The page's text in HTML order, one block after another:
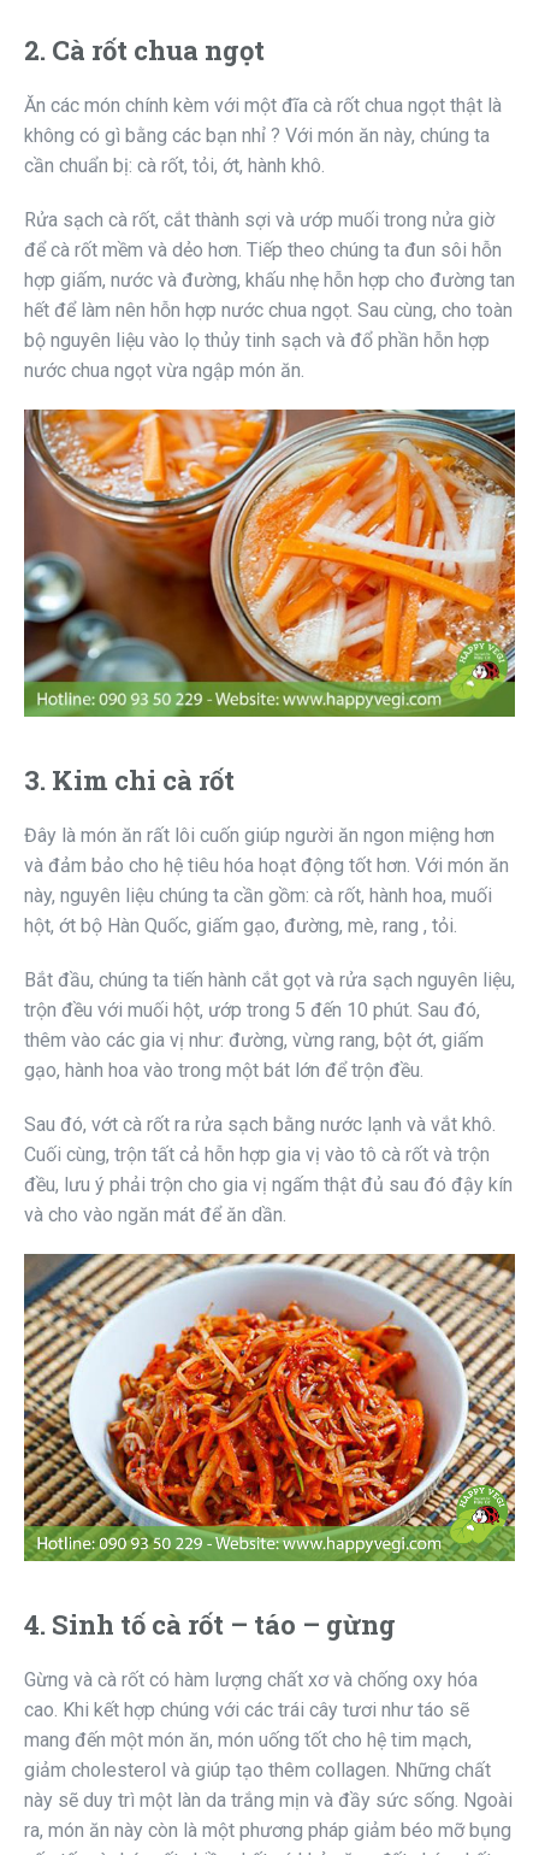
2. Cà rốt chua ngọt
Ăn các món chính kèm với một đĩa cà rốt chua ngọt thật là
không có gì bằng các bạn nhỉ ? Với món ăn này, chúng ta
cần chuẩn bị: cà rốt, tỏi, ớt, hành khô.
Rửa sạch cà rốt, cắt thành sợi và ướp muối trong nửa giờ
để cà rốt mềm và dẻo hơn. Tiếp theo chúng ta đun sôi hỗn
hợp giấm, nước và đường, khấu nhẹ hỗn hợp cho đường tan
hết để làm nên hỗn hợp nước chua ngọt. Sau cùng, cho toàn
bộ nguyên liệu vào lọ thủy tinh sạch và đổ phần hỗn hợp
nước chua ngọt vừa ngập món ăn.
3. Kim chi cà rốt
Đây là món ăn rất lôi cuốn giúp người ăn ngon miệng hơn
và đảm bảo cho hệ tiêu hóa hoạt động tốt hơn. Với món ăn
này, nguyên liệu chúng ta cần gồm: cà rốt, hành hoa, muối
hột, ớt bộ Hàn Quốc, giấm gạo, đường, mè, rang , tỏi.
Bắt đầu, chúng ta tiến hành cắt gọt và rửa sạch nguyên liệu,
trộn đều với muối hột, ướp trong 5 đến 10 phút. Sau đó,
thêm vào các gia vị như: đường, vừng rang, bột ớt, giấm
gạo, hành hoa vào trong một bát lớn để trộn đều.
Sau đó, vớt cà rốt ra rửa sạch bằng nước lạnh và vắt khô.
Cuối cùng, trộn tất cả hỗn hợp gia vị vào tô cà rốt và trộn
đều, lưu ý phải trộn cho gia vị ngấm thật đủ sau đó đậy kín
và cho vào ngăn mát để ăn dần.
4. Sinh tố cà rốt – táo – gừng
Gừng và cà rốt có hàm lượng chất xơ và chống oxy hóa
cao. Khi kết hợp chúng với các trái cây tươi như táo sẽ
mang đến một món ăn, món uống tốt cho hệ tim mạch,
giảm cholesterol và giúp tạo thêm collagen. Những chất
này sẽ duy trì một làn da trắng mịn và đầy sức sống. Ngoài
ra, món ăn này còn là một phương pháp giảm béo mỡ bụng